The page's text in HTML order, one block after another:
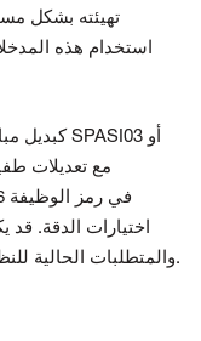
تهيئته بشكل
استخدام هذه
اختيارات الدقة.
والمتطلبات الحالية للنظام ضروريًا بسبب التغير في استهلاك الطاقة.